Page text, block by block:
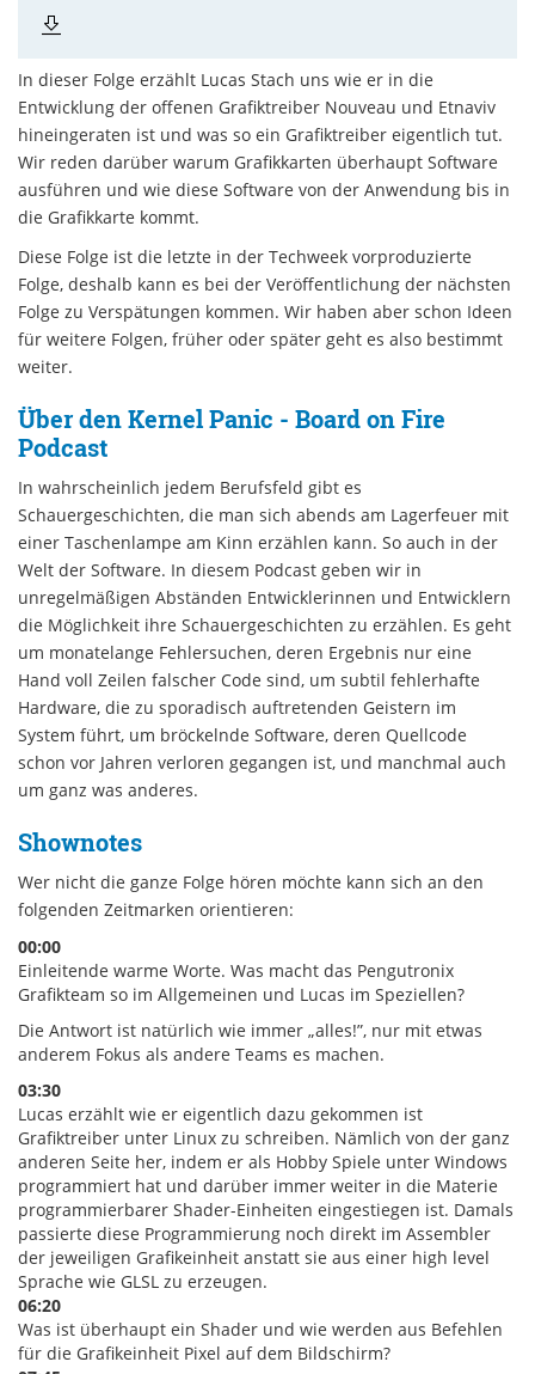
In dieser Folge erzählt Lucas Stach uns wie er in die
Entwicklung der offenen Grafiktreiber Nouveau und Etnaviv
hineingeraten ist und was so ein Grafiktreiber eigentlich tut.
Wir reden darüber warum Grafikkarten überhaupt Software
ausführen und wie diese Software von der Anwendung bis in
die Grafikkarte kommt.
Diese Folge ist die letzte in der Techweek vorproduzierte
Folge, deshalb kann es bei der Veröffentlichung der nächsten
Folge zu Verspätungen kommen. Wir haben aber schon Ideen
für weitere Folgen, früher oder später geht es also bestimmt
weiter.
Über den Kernel Panic - Board on Fire
Podcast
In wahrscheinlich jedem Berufsfeld gibt es
Schauergeschichten, die man sich abends am Lagerfeuer mit
einer Taschenlampe am Kinn erzählen kann. So auch in der
Welt der Software. In diesem Podcast geben wir in
unregelmäßigen Abständen Entwicklerinnen und Entwicklern
die Möglichkeit ihre Schauergeschichten zu erzählen. Es geht
um monatelange Fehlersuchen, deren Ergebnis nur eine
Hand voll Zeilen falscher Code sind, um subtil fehlerhafte
Hardware, die zu sporadisch auftretenden Geistern im
System führt, um bröckelnde Software, deren Quellcode
schon vor Jahren verloren gegangen ist, und manchmal auch
um ganz was anderes.
Shownotes
Wer nicht die ganze Folge hören möchte kann sich an den
folgenden Zeitmarken orientieren:
00:00
Einleitende warme Worte. Was macht das Pengutronix
Grafikteam so im Allgemeinen und Lucas im Speziellen?
Die Antwort ist natürlich wie immer „alles!”, nur mit etwas
anderem Fokus als andere Teams es machen.
03:30
Lucas erzählt wie er eigentlich dazu gekommen ist
Grafiktreiber unter Linux zu schreiben. Nämlich von der ganz
anderen Seite her, indem er als Hobby Spiele unter Windows
programmiert hat und darüber immer weiter in die Materie
programmierbarer Shader-Einheiten eingestiegen ist. Damals
passierte diese Programmierung noch direkt im Assembler
der jeweiligen Grafikeinheit anstatt sie aus einer high level
Sprache wie GLSL zu erzeugen.
06:20
Was ist überhaupt ein Shader und wie werden aus Befehlen
für die Grafikeinheit Pixel auf dem Bildschirm?